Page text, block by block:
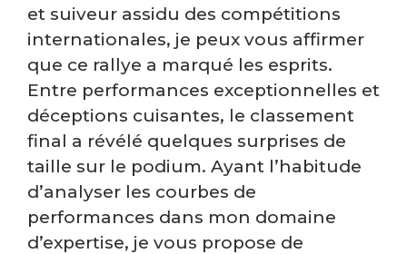
et suiveur assidu des compétitions
internationales, je peux vous affirmer
que ce rallye a marqué les esprits.
Entre performances exceptionnelles et
déceptions cuisantes, le classement
final a révélé quelques surprises de
taille sur le podium. Ayant l’habitude
d’analyser les courbes de
performances dans mon domaine
d’expertise, je vous propose de